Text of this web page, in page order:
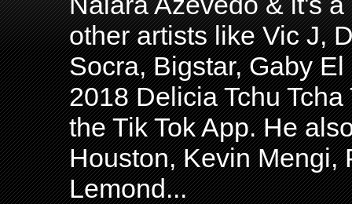
other artists like Vic J,
Socra, Bigstar, Gaby
2018 Delicia Tchu
the Tik Tok App. He
Houston, Kevin Mengi,
Lemond...